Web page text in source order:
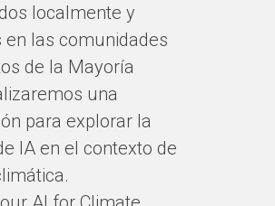
localmente y
en las comunidades
de la Mayoría
una
para explorar la
IA en el contexto de